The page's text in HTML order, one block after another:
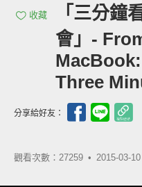
收藏
「三分鐘
會」-
Three
分享給好友：
觀看次數：27259 • 2015-03-10